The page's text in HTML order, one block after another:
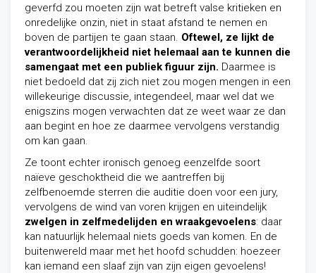
geverfd zou moeten zijn wat betreft valse kritieken en
onredelijke onzin, niet in staat afstand te nemen en
boven de partijen te gaan staan. Oftewel, ze lijkt de
verantwoordelijkheid niet helemaal aan te kunnen die
samengaat met een publiek figuur zijn. Daarmee is
niet bedoeld dat zij zich niet zou mogen mengen in een
willekeurige discussie, integendeel, maar wel dat we
enigszins mogen verwachten dat ze weet waar ze dan
aan begint en hoe ze daarmee vervolgens verstandig
om kan gaan.
Ze toont echter ironisch genoeg eenzelfde soort
naïeve geschoktheid die we aantreffen bij
zelfbenoemde sterren die auditie doen voor een jury,
vervolgens de wind van voren krijgen en uiteindelijk
zwelgen in zelfmedelijden en wraakgevoelens: daar
kan natuurlijk helemaal niets goeds van komen. En de
buitenwereld maar met het hoofd schudden: hoezeer
kan iemand een slaaf zijn van zijn eigen gevoelens!